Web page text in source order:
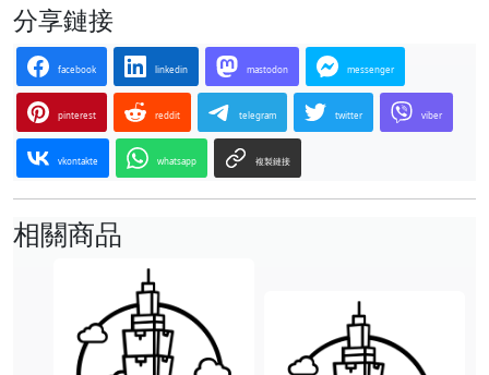
分享鏈接
facebook linkedin mastodon messenger
pinterest reddit telegram twitter viber
vkontakte whatsapp 複製鏈接
相關商品